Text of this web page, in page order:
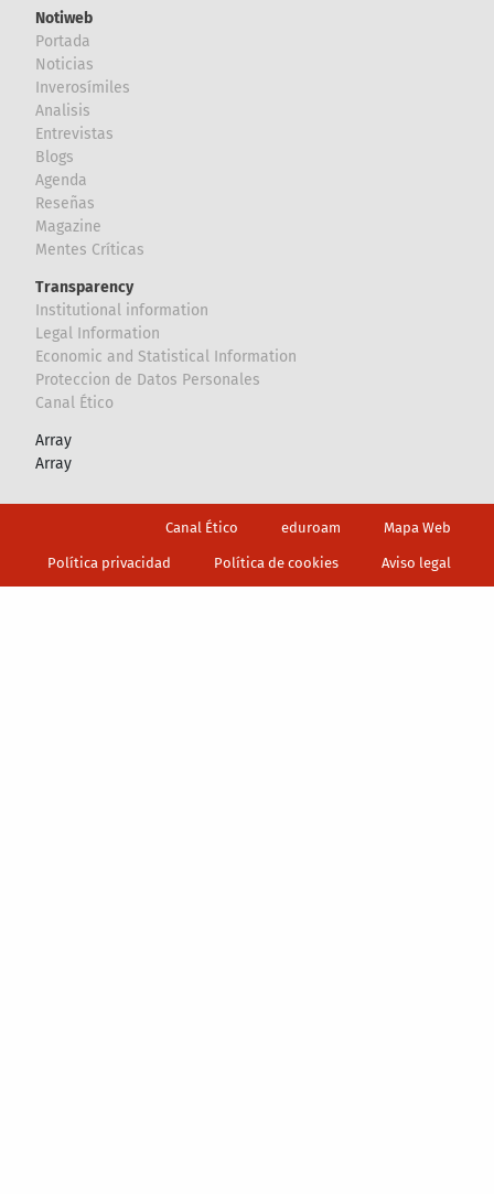
Notiweb
Portada
Noticias
Inverosímiles
Analisis
Entrevistas
Blogs
Agenda
Reseñas
Magazine
Mentes Críticas
Transparency
Institutional information
Legal Information
Economic and Statistical Information
Proteccion de Datos Personales
Canal Ético
Array
Array
Canal Ético eduroam Mapa Web
Política privacidad Política de cookies Aviso legal